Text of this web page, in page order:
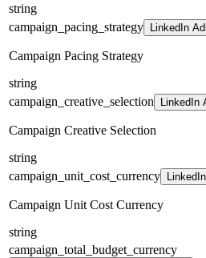
string
campaign_pacing_strategy
LinkedIn
Campaign Pacing Strategy
string
campaign_creative_selection
Campaign Creative Selection
string
campaign_unit_cost_currency
Campaign Unit Cost Currency
string
campaign_total_budget_currency